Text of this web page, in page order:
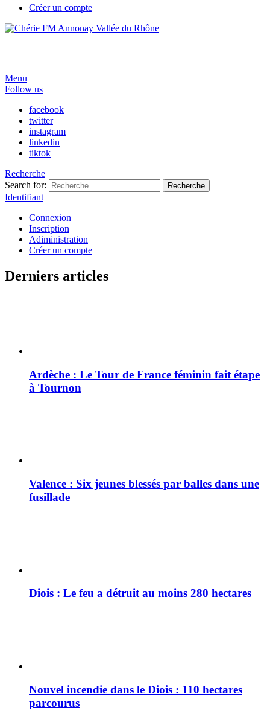
Créer un compte
Menu
Follow us
facebook
twitter
instagram
linkedin
tiktok
Recherche
Search for:
Recherche
Identifiant
Connexion
Inscription
Adiministration
Créer un compte
Derniers articles
Ardèche : Le Tour de France féminin fait étape
à Tournon
Valence : Six jeunes blessés par balles dans une
fusillade
Diois : Le feu a détruit au moins 280 hectares
Nouvel incendie dans le Diois : 110 hectares
parcourus